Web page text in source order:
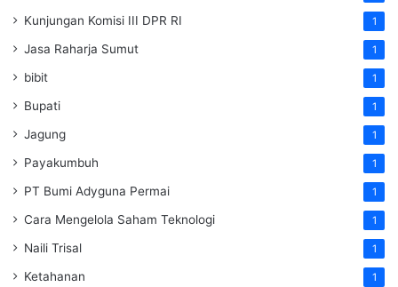
Kunjungan Komisi III DPR RI 1
Jasa Raharja Sumut 1
bibit 1
Bupati 1
Jagung 1
Payakumbuh 1
PT Bumi Adyguna Permai 1
Cara Mengelola Saham Teknologi 1
Naili Trisal 1
Ketahanan 1